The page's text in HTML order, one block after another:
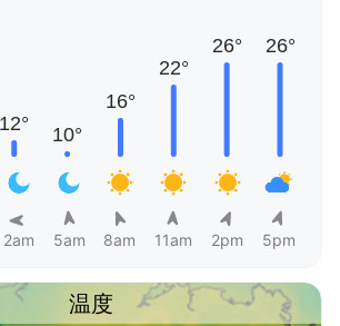
2am 5am 8am 11am 2pm 5pm
温度